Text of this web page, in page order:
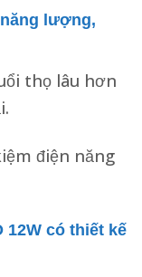
lượng,
thọ lâu hơn
điện năng
12W có thiết kế